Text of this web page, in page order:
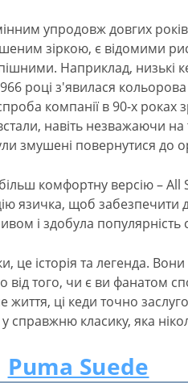
упродовж довгих
зіркою, є відомими
Наприклад, низькі
році з'явилася кольорова
компанії в 90-х
навіть незважаючи
змушені повернутися до
комфортну версію –
язичка, щоб
і здобула популярність
це історія та легенда.
того, чи є ви фанатом
ці кеди точно
справжню класику, яка
Puma Suede